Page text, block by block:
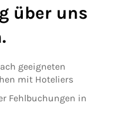
über uns
geeigneten
mit Hoteliers
Fehlbuchungen in